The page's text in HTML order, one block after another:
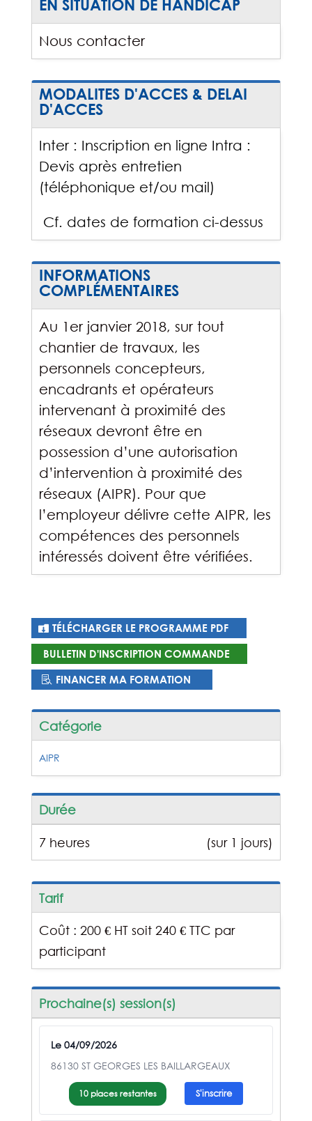
EN SITUATION DE HANDICAP
Nous contacter
MODALITES D'ACCES & DELAI
D'ACCES
Inter : Inscription en ligne Intra :
Devis après entretien
(téléphonique et/ou mail)
Cf. dates de formation ci-dessus
INFORMATIONS
COMPLÉMENTAIRES
Au 1er janvier 2018, sur tout
chantier de travaux, les
personnels concepteurs,
encadrants et opérateurs
intervenant à proximité des
réseaux devront être en
possession d’une autorisation
d’intervention à proximité des
réseaux (AIPR). Pour que
l’employeur délivre cette AIPR, les
compétences des personnels
intéressés doivent être vérifiées.
TÉLÉCHARGER LE PROGRAMME PDF
BULLETIN D'INSCRIPTION COMMANDE
FINANCER MA FORMATION
Catégorie
AIPR
Durée
7 heures (sur 1 jours)
Tarif
Coût : 200 € HT soit 240 € TTC par
participant
Prochaine(s) session(s)
Le 04/09/2026
86130 ST GEORGES LES BAILLARGEAUX
10 places restantes S'inscrire